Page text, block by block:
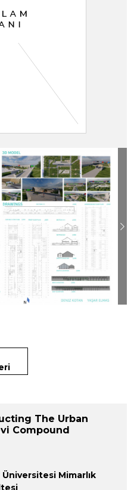
The Urban
Compound
Üniversitesi Mimarlık